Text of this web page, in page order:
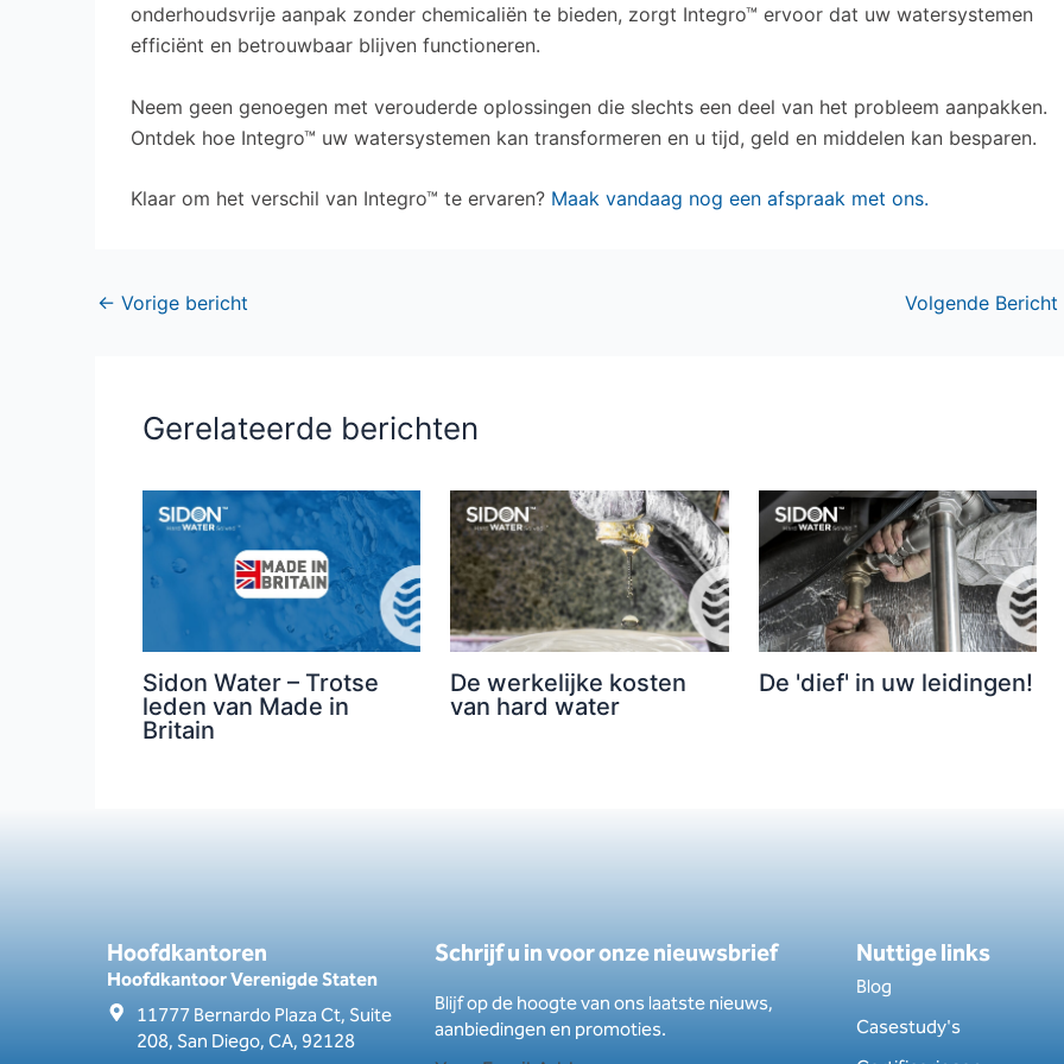
onderhoudsvrije aanpak zonder chemicaliën te bieden, zorgt Integro™ ervoor dat uw watersystemen
efficiënt en betrouwbaar blijven functioneren.
Neem geen genoegen met verouderde oplossingen die slechts een deel van het probleem aanpakken.
Ontdek hoe Integro™ uw watersystemen kan transformeren en u tijd, geld en middelen kan besparen.
Klaar om het verschil van Integro™ te ervaren? Maak vandaag nog een afspraak met ons.
← Vorige bericht Volgende Bericht
Gerelateerde berichten
Sidon Water – Trotse
leden van Made in
Britain
De werkelijke kosten
van hard water
De 'dief' in uw leidingen!
Hoofdkantoren
Hoofdkantoor Verenigde Staten
11777 Bernardo Plaza Ct, Suite
208, San Diego, CA, 92128
Schrijf u in voor onze nieuwsbrief
Blijf op de hoogte van ons laatste nieuws,
aanbiedingen en promoties.
Nuttige links
Blog
Casestudy's